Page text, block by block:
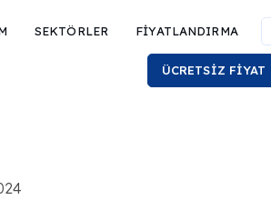
SEKTÖRLER FİYATLANDIRMA
ÜCRETSİZ